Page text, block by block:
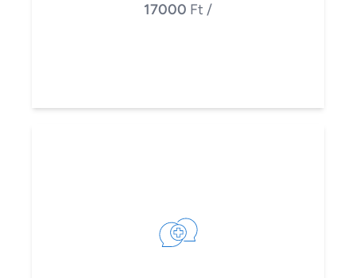
17000 Ft /